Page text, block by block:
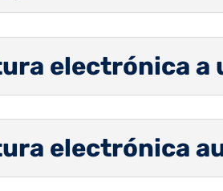
electrónica a
electrónica